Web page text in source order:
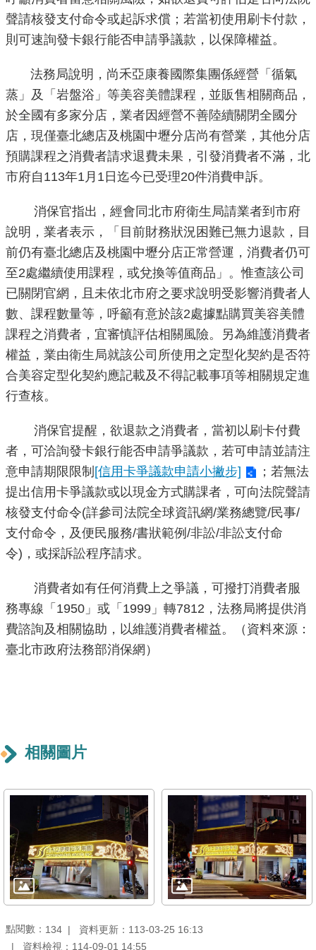
機
關
業
務
資
訊
府
訊
公
開
重
點
業
務
園
地
為
民
服
務
網
站
導
覽
English
常
問
答
陳
情
統
聲請核發支付命令或起訴求償；若當初使用刷卡付款，
則可速詢發卡銀行能否申請爭議款，以保障權益。
法務局說明，尚禾亞康養國際集團係經營「循氣
蒸」及「岩盤浴」等美容美體課程，並販售相關商品，
於全國有多家分店，業者因經營不善陸續關閉全國分
店，現僅臺北總店及桃園中壢分店尚有營業，其他分店
預購課程之消費者請求退費未果，引發消費者不滿，北
市府自113年1月1日迄今已受理20件消費申訴。
消保官指出，經會同北市府衛生局請業者到市府
說明，業者表示，「目前財務狀況困難已無力退款，目
前仍有臺北總店及桃園中壢分店正常營運，消費者仍可
至2處繼續使用課程，或兌換等值商品」。惟查該公司
已關閉官網，且未依北市府之要求說明受影響消費者人
數、課程數量等，呼籲有意於該2處據點購買美容美體
課程之消費者，宜審慎評估相關風險。另為維護消費者
權益，業由衛生局就該公司所使用之定型化契約是否符
合美容定型化契約應記載及不得記載事項等相關規定進
行查核。
消保官提醒，欲退款之消費者，當初以刷卡付費
者，可洽詢發卡銀行能否申請爭議款，若可申請並請注
意申請期限限制 [信用卡爭議款申請小撇步]
；若無法
提出信用卡爭議款或以現金方式購課者，可向法院聲請
核發支付命令(詳參司法院全球資訊網/業務總覽/民事/
支付命令，及便民服務/書狀範例/非訟/非訟支付命
令)，或採訴訟程序請求。
消費者如有任何消費上之爭議，可撥打消費者服
務專線「1950」或「1999」轉7812，法務局將提供消
費諮詢及相關協助，以維護消費者權益。（資料來源：
臺北市政府法務部消保網）
相關圖片
點閱數： 134
資料更新：113-03-25 16:13
資料檢視：114-09-01 14:55